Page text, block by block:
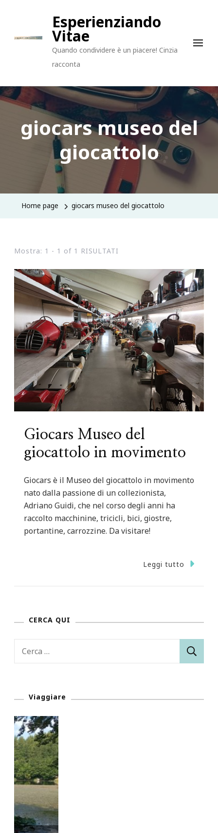
Esperienziando
Vitae
Quando condividere è un piacere! Cinzia
racconta
giocars museo del
giocattolo
Home page giocars museo del giocattolo
Mostra: 1 - 1 of 1 RISULTATI
Giocars Museo del
giocattolo in movimento
Giocars è il Museo del giocattolo in movimento
nato dalla passione di un collezionista,
Adriano Guidi, che nel corso degli anni ha
raccolto macchinine, tricicli, bici, giostre,
portantine, carrozzine. Da visitare!
Leggi tutto
CERCA QUI
Viaggiare